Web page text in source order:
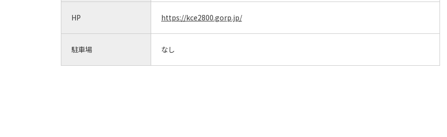
HP https://kce2800.gorp.jp/
駐車場 なし